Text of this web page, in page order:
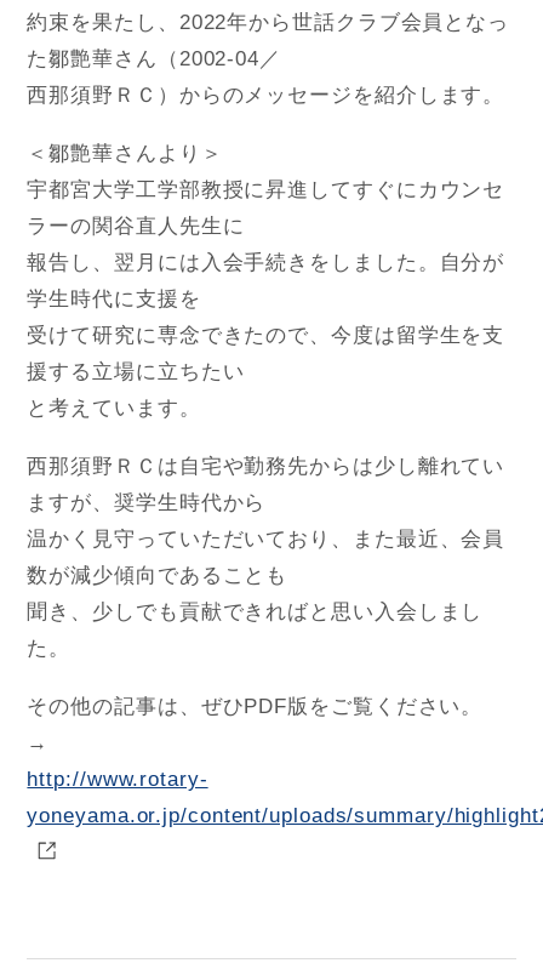
約束を果たし、2022年から世話クラブ会員となっ
た鄒艶華さん（2002-04／
西那須野ＲＣ）からのメッセージを紹介します。
＜鄒艶華さんより＞
宇都宮大学工学部教授に昇進してすぐにカウンセ
ラーの関谷直人先生に
報告し、翌月には入会手続きをしました。自分が
学生時代に支援を
受けて研究に専念できたので、今度は留学生を支
援する立場に立ちたい
と考えています。
西那須野ＲＣは自宅や勤務先からは少し離れてい
ますが、奨学生時代から
温かく見守っていただいており、また最近、会員
数が減少傾向であることも
聞き、少しでも貢献できればと思い入会しまし
た。
その他の記事は、ぜひPDF版をご覧ください。
→
http://www.rotary-
yoneyama.or.jp/content/uploads/summary/